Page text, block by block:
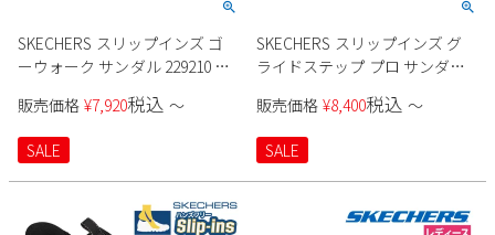
SKECHERS スリップインズ ゴ
ーウォーク サンダル 229210 メ
販売価格 ¥7,920税込 〜
SALE
SKECHERS スリップインズ グ
ライドステップ プロ サンダル
販売価格 ¥8,400税込 〜
SALE